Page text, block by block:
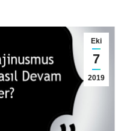
Eki
7
2019